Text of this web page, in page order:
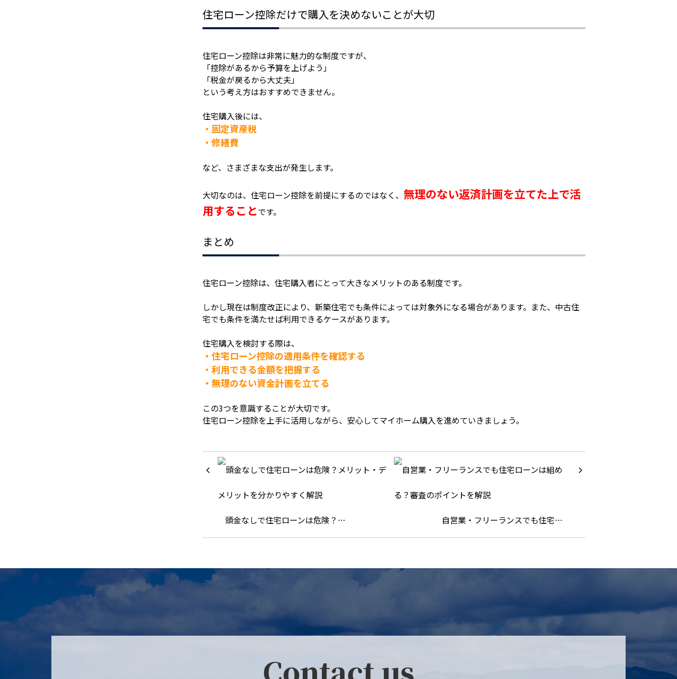
住宅ローン控除だけで購入を決めないことが大切
住宅ローン控除は非常に魅力的な制度ですが、
「控除があるから予算を上げよう」
「税金が戻るから大丈夫」
という考え方はおすすめできません。
住宅購入後には、
・固定資産税
・修繕費
など、さまざまな支出が発生します。
大切なのは、住宅ローン控除を前提にするのではなく、 無理のない返済計画を立てた上で活
用することです。
まとめ
住宅ローン控除は、住宅購入者にとって大きなメリットのある制度です。
しかし現在は制度改正により、新築住宅でも条件によっては対象外になる場合があります。また、中古住
宅でも条件を満たせば利用できるケースがあります。
住宅購入を検討する際は、
・住宅ローン控除の適用条件を確認する
・利用できる金額を把握する
・無理のない資金計画を立てる
この3つを意識することが大切です。
住宅ローン控除を上手に活用しながら、安心してマイホーム購入を進めていきましょう。
頭金なしで住宅ローンは危険？… 自営業・フリーランスでも住宅…